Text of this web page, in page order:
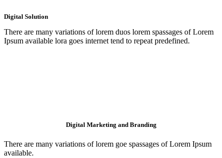
Digital Solution
There are many variations of lorem duos lorem spassages of Lorem
Ipsum available lora goes internet tend to repeat predefined.
Digital Marketing and Branding
There are many variations of lorem goe spassages of Lorem Ipsum
available.